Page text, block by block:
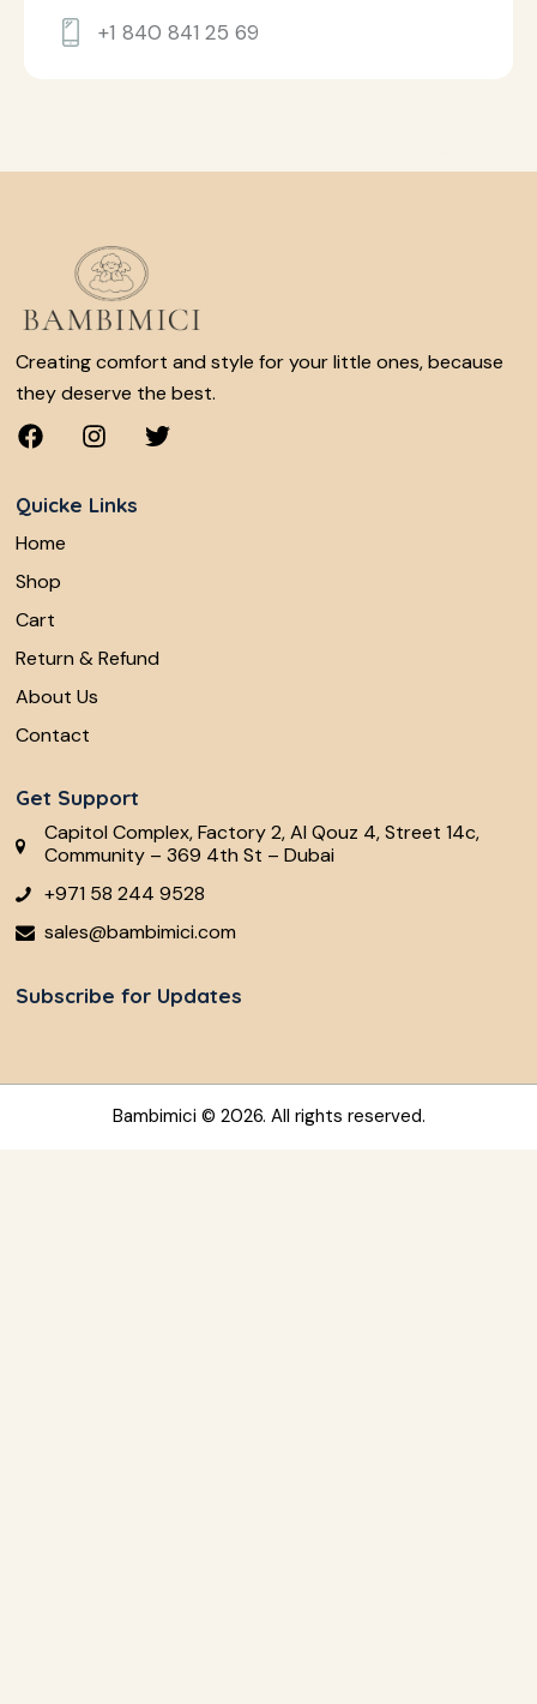
+1 840 841 25 69
Creating comfort and style for your little ones, because
they deserve the best.
Quicke Links
Home
Shop
Cart
Return & Refund
About Us
Contact
Get Support
Capitol Complex, Factory 2, Al Qouz 4, Street 14c,
Community – 369 4th St – Dubai
+971 58 244 9528
sales@bambimici.com
Subscribe for Updates
Bambimici © 2026. All rights reserved.